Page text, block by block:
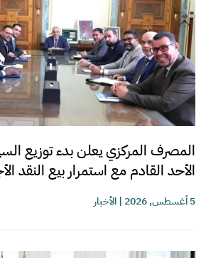
المصرف المركزي يعلن بدء توزيع
الأحد القادم مع استمرار بيع النقد
5 أغسطس, 2026 |الأخبار